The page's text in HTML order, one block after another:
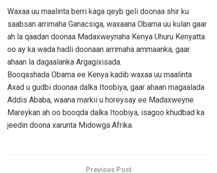
Waxaa uu maalinta berri kaga qeyb geli doonaa shir ku
saabsan arrimaha Ganacsiga, waxaana Obama uu kulan gaar
ah la qaadan doonaa Madaxweynaha Kenya Uhuru Kenyatta
oo ay ka wada hadli doonaan arrimaha ammaanka, gaar
ahaan la dagaalanka Argagixisada.
Booqashada Obama ee Kenya kadib waxaa uu maalinta
Axad u gudbi doonaa dalka Itoobiya, gaar ahaan magaalada
Addis Ababa, waana markii u horeysay ee Madaxweyne
Mareykan ah oo booqda dalka Itoobiya, isagoo khudbad ka
jeedin doona xarunta Midowga Afrika.
Previous Post